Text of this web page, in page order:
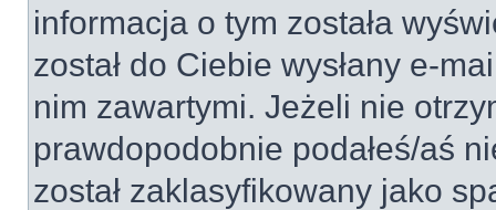
informacja o tym została
został do Ciebie wysłany e-
nim zawartymi. Jeżeli nie
prawdopodobnie podałeś/aś
został zaklasyfikowany jako